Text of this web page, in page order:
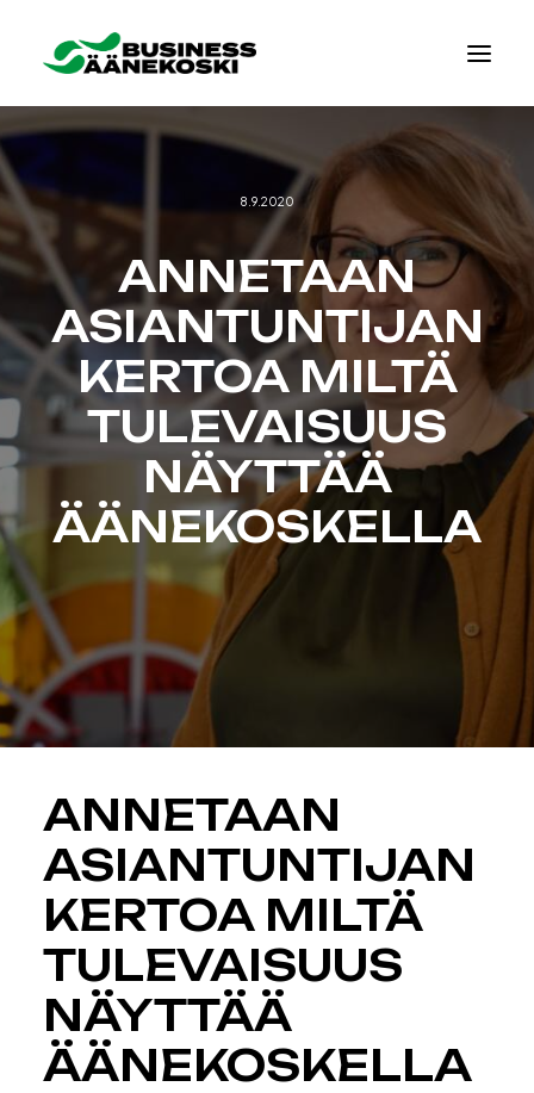
8.9.2020
ANNETAAN
ASIANTUNTIJAN
KERTOA MILTÄ
TULEVAISUUS
NÄYTTÄÄ
ÄÄNEKOSKELLA
ANNETAAN
ASIANTUNTIJAN
KERTOA MILTÄ
TULEVAISUUS
NÄYTTÄÄ
ÄÄNEKOSKELLA